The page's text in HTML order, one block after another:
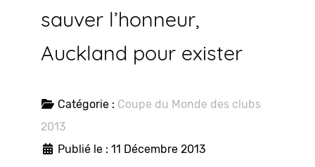
sauver l’honneur,
Auckland pour exister
Catégorie : Coupe du Monde des clubs
2013
Publié le : 11 Décembre 2013